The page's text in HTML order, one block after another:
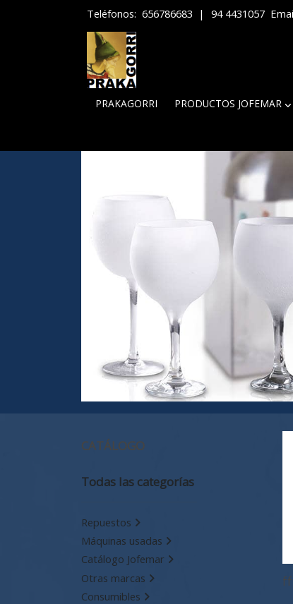
Teléfonos: 656786683 | 94 4431057
PRAKAGORRI PRODUCTOS JOFEMAR
CATÁLOGO
Todas las categorías
Repuestos
Máquinas usadas
Catálogo Jofemar
Otras marcas
Consumibles